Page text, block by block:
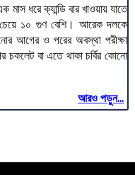
ধরে ক্যান্ডি বার খাওয়ায় যাতে
চেয়ে ১০ গুণ বেশি। আরেক দলকে
আগের ও পরের অবস্থা পরীক্ষা
চকলেট বা এতে থাকা চর্বির কোনো
আরও পড়ুন...